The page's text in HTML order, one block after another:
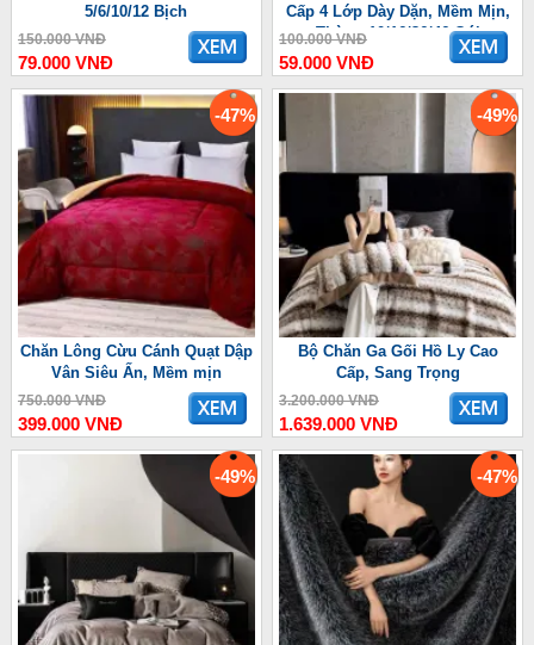
5/6/10/12 Bịch
150.000 VNĐ
79.000 VNĐ
Cấp 4 Lớp Dày Dặn, Mềm Mịn,
Thùng 10/16/36/46 Gói
100.000 VNĐ
59.000 VNĐ
-47%
Chăn Lông Cừu Cánh Quạt Dập
Vân Siêu Ấn, Mềm mịn
750.000 VNĐ
399.000 VNĐ
-49%
Bộ Chăn Ga Gối Hồ Ly Cao
Cấp, Sang Trọng
3.200.000 VNĐ
1.639.000 VNĐ
-49% -47%